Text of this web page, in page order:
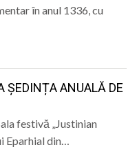
în anul 1336, cu
ȘEDINȚA ANUALĂ DE
festivă „Justinian
Eparhial din…